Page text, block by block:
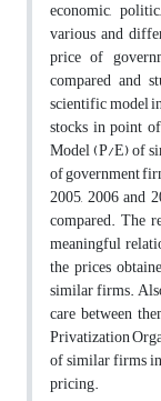
economic,
various and
price of
compared and
scientific model
stocks in point
Model (P/E) of
of government
2005, 2006 and
compared. The
meaningful
the prices
similar firms.
care between
Privatization
of similar firms
pricing.